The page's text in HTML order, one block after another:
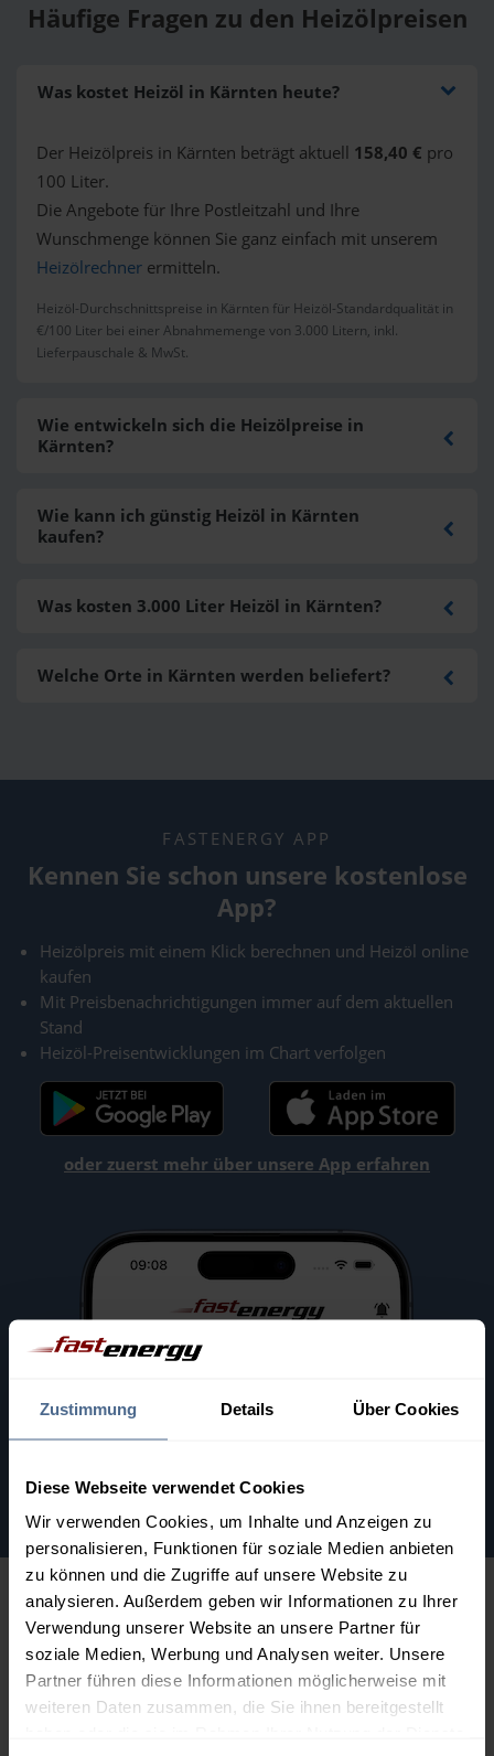
Zustimmung Details Über Cookies
Diese Webseite verwendet Cookies
Wir verwenden Cookies, um Inhalte und Anzeigen zu
personalisieren, Funktionen für soziale Medien anbieten
zu können und die Zugriffe auf unsere Website zu
analysieren. Außerdem geben wir Informationen zu Ihrer
Verwendung unserer Website an unsere Partner für
soziale Medien, Werbung und Analysen weiter. Unsere
Partner führen diese Informationen möglicherweise mit
weiteren Daten zusammen, die Sie ihnen bereitgestellt
Häufige Fragen zu den Heizölpreisen
Was kostet Heizöl in Kärnten heute?
Der Heizölpreis in Kärnten beträgt aktuell 158,40 € pro
100 Liter.
Die Angebote für Ihre Postleitzahl und Ihre
Wunschmenge können Sie ganz einfach mit unserem
Heizölrechnerermitteln.
Heizöl-Durchschnittspreise in Kärnten für Heizöl-Standardqualität in
€/100 Liter bei einer Abnahmemenge von 3.000 Litern, inkl.
Lieferpauschale & MwSt.
Wie entwickeln sich die Heizölpreise in
Kärnten?
Wie kann ich günstig Heizöl in Kärnten
kaufen?
Was kosten 3.000 Liter Heizöl in Kärnten?
Welche Orte in Kärnten werden beliefert?
FASTENERGY APP
Kennen Sie schon unsere kostenlose
App?
Heizölpreis mit einem Klick berechnen und Heizöl online
kaufen
Mit Preisbenachrichtigungen immer auf dem aktuellen
Stand
Heizöl-Preisentwicklungen im Chart verfolgen
oder zuerst mehr über unsere App erfahren
Alle Heizölhändler in Kärnten